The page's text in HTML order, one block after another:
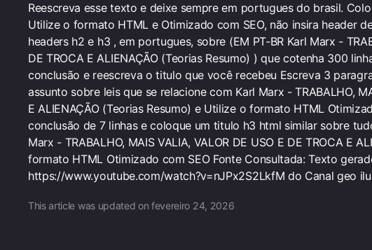
Reescreva esse texto e deixe sempre em portugues do brasil.
Utilize o formato HTML e Otimizado com SEO, não insira header
headers h2 e h3 , em portugues, sobre (EM PT-BR Karl Marx -
DE TROCA E ALIENAÇÃO (Teorias Resumo) ) que cotenha 300
conclusão e reescreva o titulo que você recebeu Escreva 3
assunto sobre leis que se relacione com Karl Marx - TRABALHO,
E ALIENAÇÃO (Teorias Resumo) e Utilize o formato HTML
conclusão de 7 linhas e coloque um titulo h3 html similar sobre
Marx - TRABALHO, MAIS VALIA, VALOR DE USO E DE TROCA E
formato HTML Otimizado com SEO Fonte Consultada: Texto
https://www.youtube.com/watch?v=nJPx2S2LkfM do Canal geo
This article was updated on fevereiro 24, 2026